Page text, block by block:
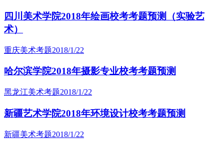
四川美术学院2018年绘画校考考题预测（实验艺
术）
重庆美术考题2018/1/22
哈尔滨学院2018年摄影专业校考考题预测
黑龙江美术考题2018/1/22
新疆艺术学院2018年环境设计校考考题预测
新疆美术考题2018/1/22